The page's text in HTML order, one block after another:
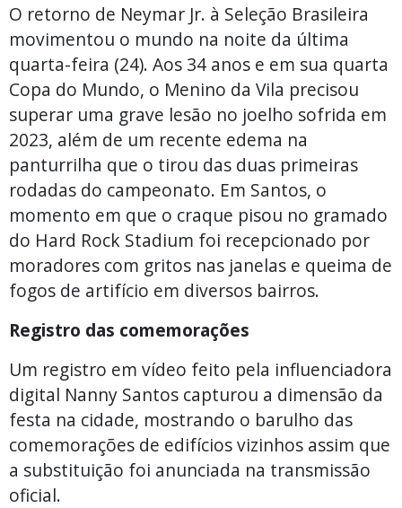
O retorno de Neymar Jr. à Seleção Brasileira
movimentou o mundo na noite da última
quarta-feira (24). Aos 34 anos e em sua quarta
Copa do Mundo, o Menino da Vila precisou
superar uma grave lesão no joelho sofrida em
2023, além de um recente edema na
panturrilha que o tirou das duas primeiras
rodadas do campeonato. Em Santos, o
momento em que o craque pisou no gramado
do Hard Rock Stadium foi recepcionado por
moradores com gritos nas janelas e queima de
fogos de artifício em diversos bairros.
Registro das comemorações
Um registro em vídeo feito pela influenciadora
digital Nanny Santos capturou a dimensão da
festa na cidade, mostrando o barulho das
comemorações de edifícios vizinhos assim que
a substituição foi anunciada na transmissão
oficial.